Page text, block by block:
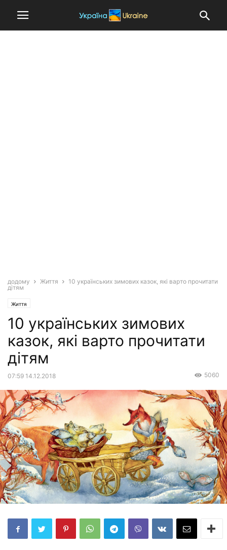
додому Життя
10 українських зимових казок, які варто прочитати
дітям
Життя
10 українських зимових
казок, які варто прочитати
дітям
07:59 14.12.2018 5060